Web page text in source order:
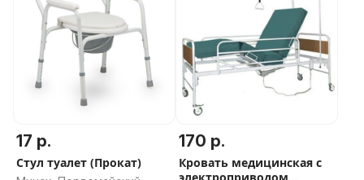
17 р.
Стул туалет (Прокат)
170 р.
Кровать медицинская с